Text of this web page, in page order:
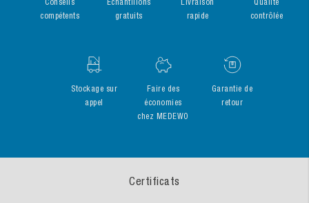
compétents
gratuits
rapide
contrôlée
Stockage sur
appel
Faire des
économies
chez MEDEWO
Garantie de
retour
Certificats